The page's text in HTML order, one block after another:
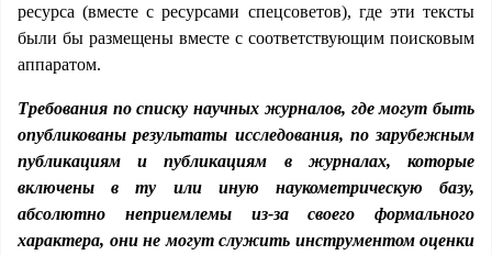
ресурса (вместе с ресурсами спецсоветов), где эти тексты
были бы размещены вместе с соответствующим поисковым
аппаратом.
Требования по списку научных журналов, где могут быть
опубликованы результаты исследования, по зарубежным
публикациям и публикациям в журналах, которые
включены в ту или иную наукометрическую базу,
абсолютно неприемлемы из-за своего формального
характера, они не могут служить инструментом оценки